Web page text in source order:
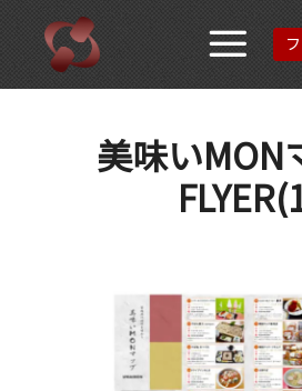
メ
美味いMON